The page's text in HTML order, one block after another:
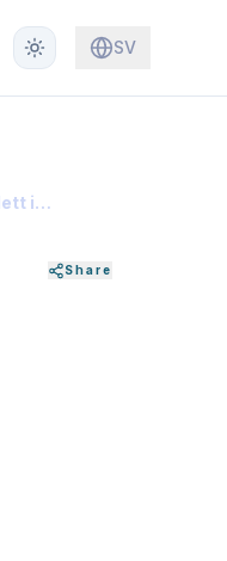
SV
Creative Agency NextJS-tema: komplett installationsguide
Share